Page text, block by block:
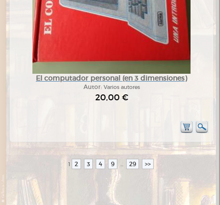
El computador personal (en 3 dimensiones)
Autor: Varios autores
20,00 €
1 2 3 4 9 ... 29 >>